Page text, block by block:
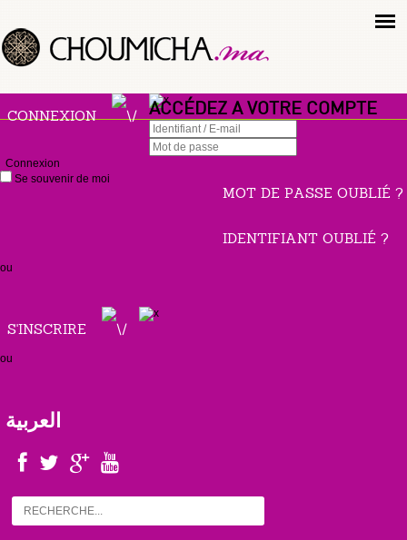
CONNEXION ACCÉDEZ A VOTRE COMPTE
Connexion
Se souvenir de moi
MOT DE PASSE OUBLIÉ ?
IDENTIFIANT OUBLIÉ ?
ou
S'INSCRIRE
ou
العربية